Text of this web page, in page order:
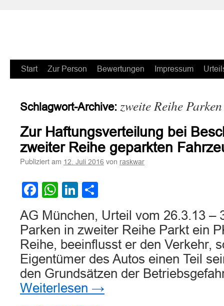
Zum
springen
Start Zur Person Bewertungen Impressum
Schlagwort-Archive: zweite Reihe Parken
Zur Haftungsverteilung bei
zweiter Reihe geparkten
Publiziert am 12. Juli 2016 von raskwar
Facebook
WhatsApp
LinkedIn
AG München, Urteil vom 26.3.13 –
Parken in zweiter Reihe Parkt ein
Reihe, beeinflusst er den Verkehr,
Eigentümer des Autos einen Teil
den Grundsätzen der
Weiterlesen →